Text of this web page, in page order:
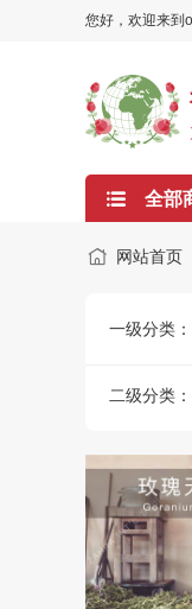
您好，欢迎来到
全部
网站首页
一级分类：
二级分类：